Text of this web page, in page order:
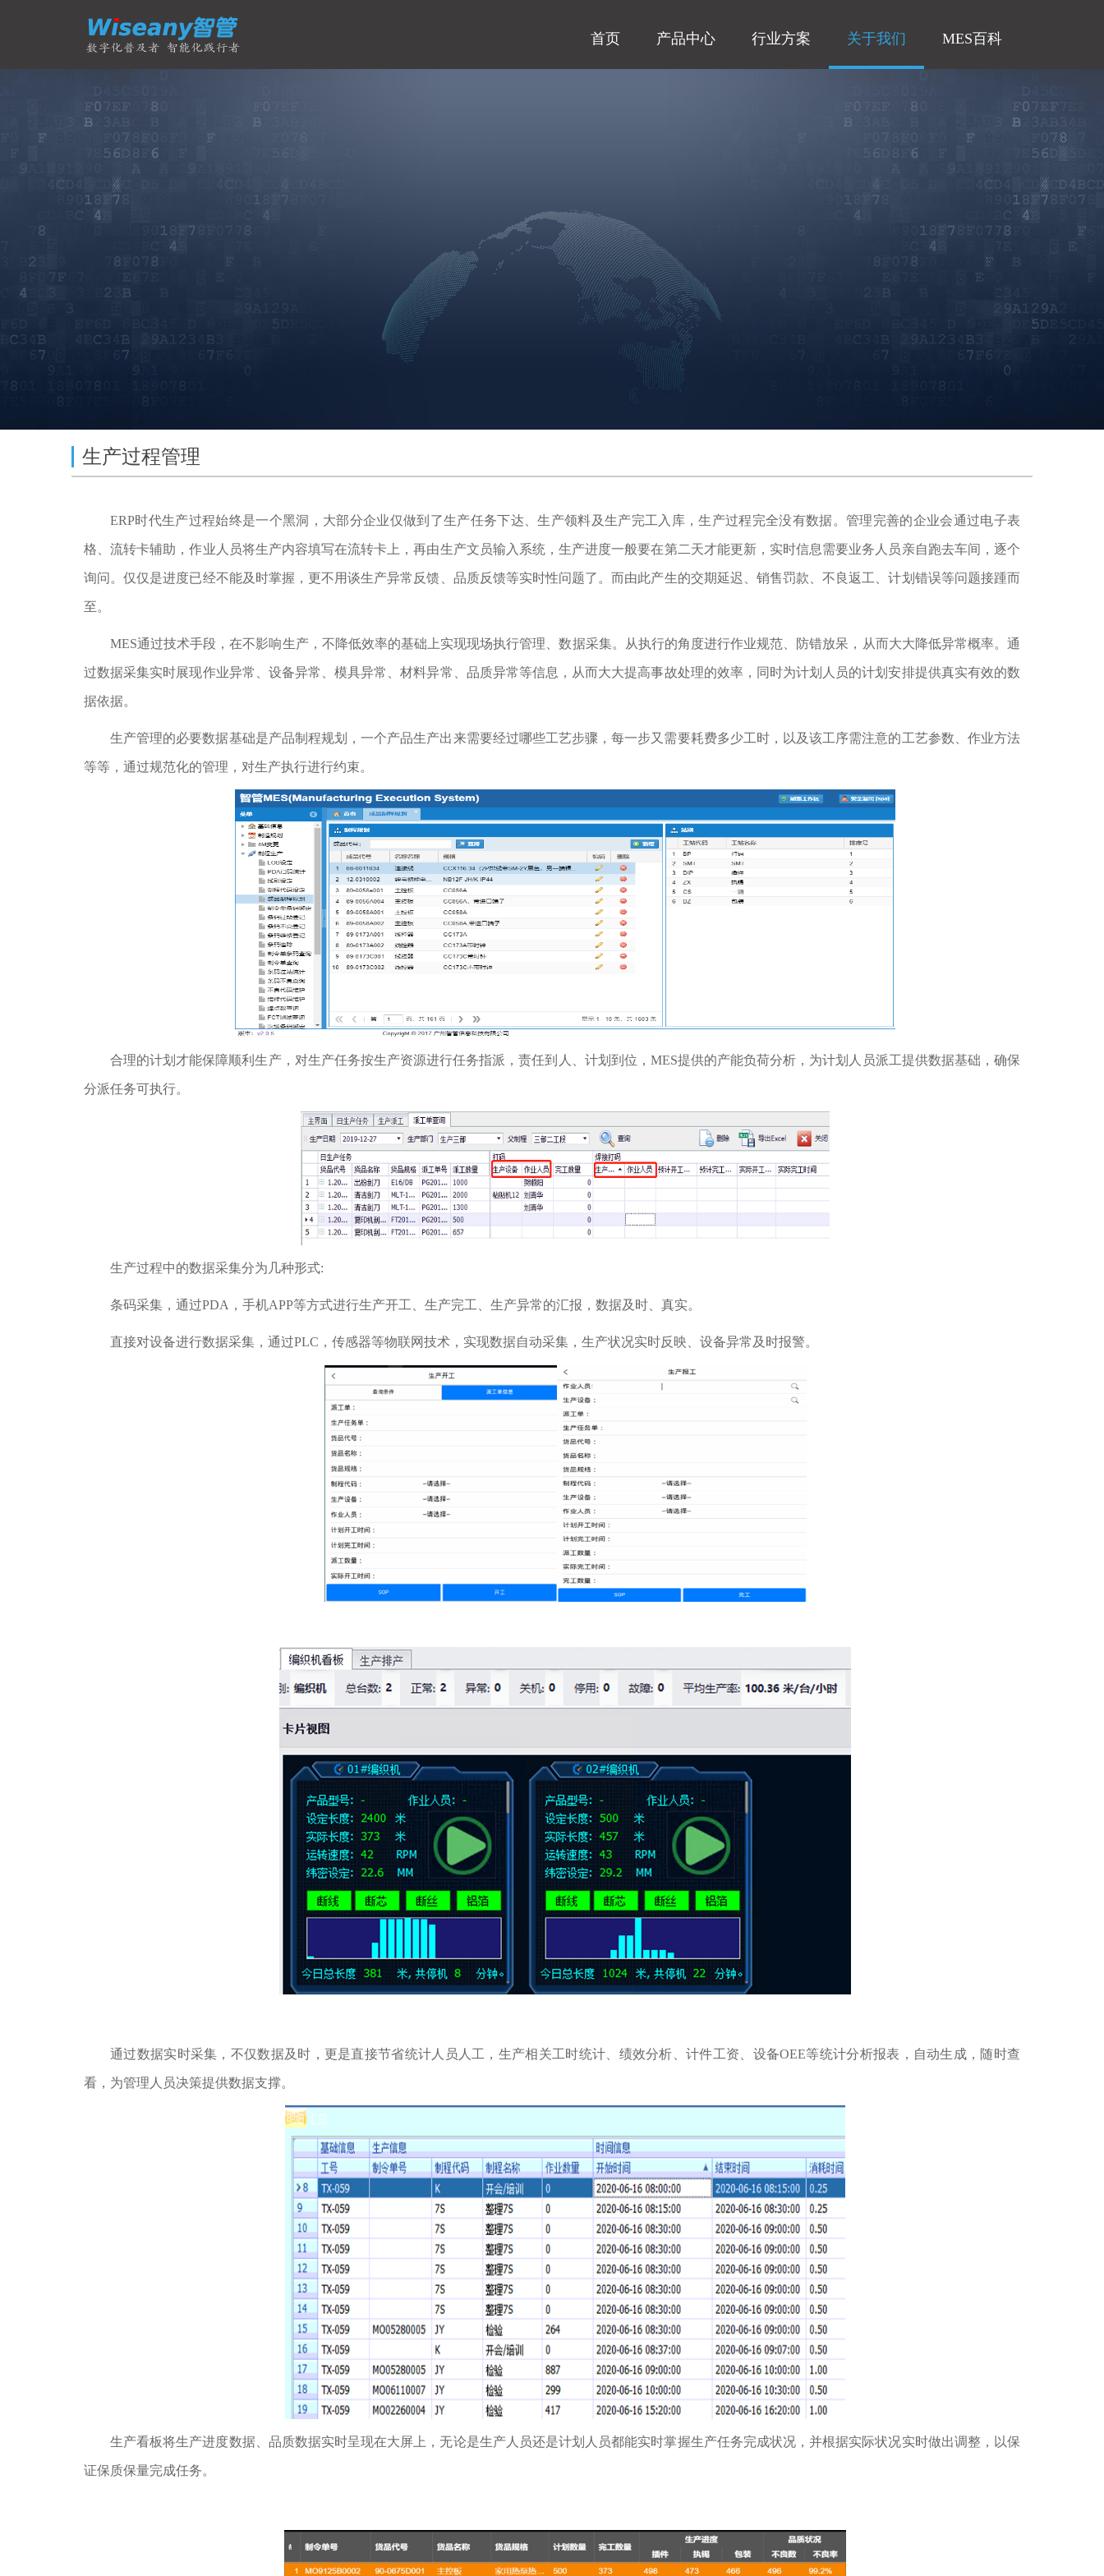
首页 产品中心 行业方案 关于我们 MES百科
生产过程管理
ERP时代生产过程始终是一个黑洞，大部分企业仅做到了生产任务下达、生产领料及生产完工入库，生产过程完全没有数据。管理完善的企业会通过电子表
格、流转卡辅助，作业人员将生产内容填写在流转卡上，再由生产文员输入系统，生产进度一般要在第二天才能更新，实时信息需要业务人员亲自跑去车间，逐个
询问。仅仅是进度已经不能及时掌握，更不用谈生产异常反馈、品质反馈等实时性问题了。而由此产生的交期延迟、销售罚款、不良返工、计划错误等问题接踵而
至。
MES通过技术手段，在不影响生产，不降低效率的基础上实现现场执行管理、数据采集。从执行的角度进行作业规范、防错放呆，从而大大降低异常概率。通
过数据采集实时展现作业异常、设备异常、模具异常、材料异常、品质异常等信息，从而大大提高事故处理的效率，同时为计划人员的计划安排提供真实有效的数
据依据。
生产管理的必要数据基础是产品制程规划，一个产品生产出来需要经过哪些工艺步骤，每一步又需要耗费多少工时，以及该工序需注意的工艺参数、作业方法
等等，通过规范化的管理，对生产执行进行约束。
合理的计划才能保障顺利生产，对生产任务按生产资源进行任务指派，责任到人、计划到位，MES提供的产能负荷分析，为计划人员派工提供数据基础，确保
分派任务可执行。
生产过程中的数据采集分为几种形式:
条码采集，通过PDA，手机APP等方式进行生产开工、生产完工、生产异常的汇报，数据及时、真实。
直接对设备进行数据采集，通过PLC，传感器等物联网技术，实现数据自动采集，生产状况实时反映、设备异常及时报警。
通过数据实时采集，不仅数据及时，更是直接节省统计人员人工，生产相关工时统计、绩效分析、计件工资、设备OEE等统计分析报表，自动生成，随时查
看，为管理人员决策提供数据支撑。
生产看板将生产进度数据、品质数据实时呈现在大屏上，无论是生产人员还是计划人员都能实时掌握生产任务完成状况，并根据实际状况实时做出调整，以保
证保质保量完成任务。